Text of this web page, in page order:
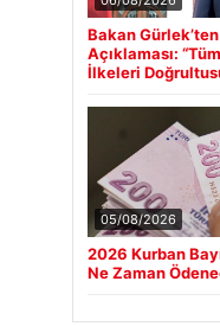
Bakan
Açıklaması:
İlkeleri
05/08/2026
2026 Kurban
Ne Zaman